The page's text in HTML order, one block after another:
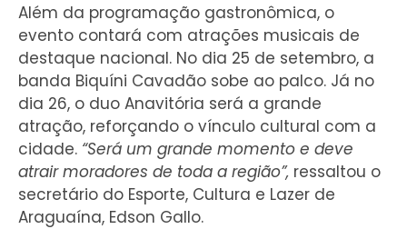
Além da programação gastronômica, o
evento contará com atrações musicais de
destaque nacional. No dia 25 de setembro, a
banda Biquíni Cavadão sobe ao palco. Já no
dia 26, o duo Anavitória será a grande
atração, reforçando o vínculo cultural com a
cidade. “Será um grande momento e deve
atrair moradores de toda a região”, ressaltou o
secretário do Esporte, Cultura e Lazer de
Araguaína, Edson Gallo.